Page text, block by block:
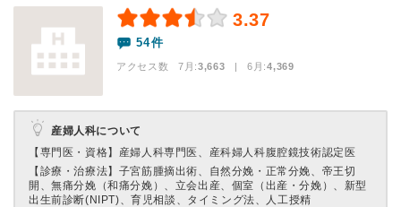
3.37
54件
アクセス数 7月:3,663 | 6月:4,369
産婦人科について
【専門医・資格】 産婦人科専門医、産科婦人科腹腔鏡技術認定医
【診療・治療法】 子宮筋腫摘出術、自然分娩・正常分娩、帝王切
開、無痛分娩（和痛分娩）、立会出産、個室（出産・分娩）、新型
出生前診断(NIPT)、育児相談、タイミング法、人工授精